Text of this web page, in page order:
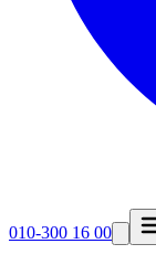
010-300 16 00